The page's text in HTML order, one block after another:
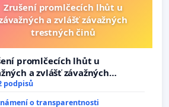
Zrušení promlčecích lhůt u
a zvlášť závažných
trestných činů
promlčecích lhůt u
a zvlášť závažných
činů
podpisů
o transparentnosti